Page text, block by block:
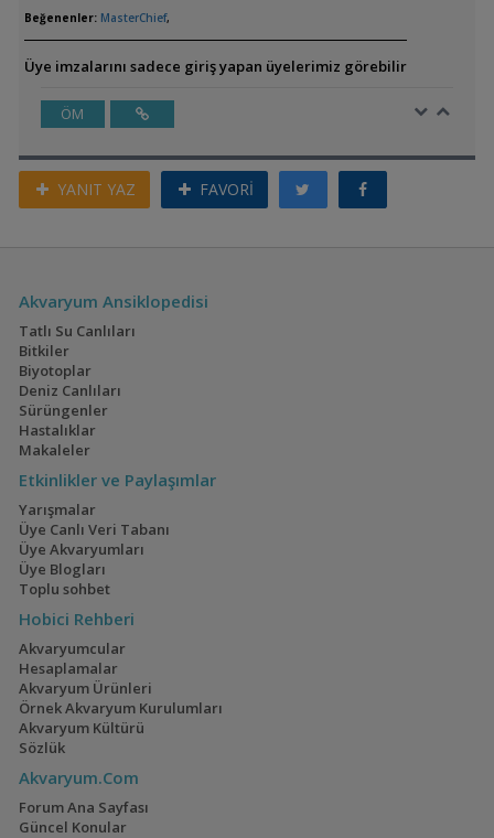
Beğenenler: MasterChief,
Üye imzalarını sadece giriş yapan üyelerimiz görebilir
ÖM
YANIT YAZ FAVORİ
Akvaryum Ansiklopedisi
Tatlı Su Canlıları
Bitkiler
Biyotoplar
Deniz Canlıları
Sürüngenler
Hastalıklar
Makaleler
Etkinlikler ve Paylaşımlar
Yarışmalar
Üye Canlı Veri Tabanı
Üye Akvaryumları
Üye Blogları
Toplu sohbet
Hobici Rehberi
Akvaryumcular
Hesaplamalar
Akvaryum Ürünleri
Örnek Akvaryum Kurulumları
Akvaryum Kültürü
Sözlük
Akvaryum.Com
Forum Ana Sayfası
Güncel Konular